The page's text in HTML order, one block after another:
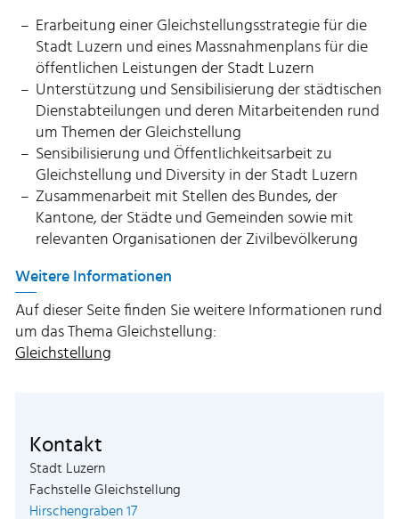
Erarbeitung einer Gleichstellungsstrategie für die
Stadt Luzern und eines Massnahmenplans für die
öffentlichen Leistungen der Stadt Luzern
Unterstützung und Sensibilisierung der städtischen
Dienstabteilungen und deren Mitarbeitenden rund
um Themen der Gleichstellung
Sensibilisierung und Öffentlichkeitsarbeit zu
Gleichstellung und Diversity in der Stadt Luzern
Zusammenarbeit mit Stellen des Bundes, der
Kantone, der Städte und Gemeinden sowie mit
relevanten Organisationen der Zivilbevölkerung
Weitere Informationen
Auf dieser Seite finden Sie weitere Informationen rund
um das Thema Gleichstellung:
Gleichstellung
Kontakt
Stadt Luzern
Fachstelle Gleichstellung
Hirschengraben 17